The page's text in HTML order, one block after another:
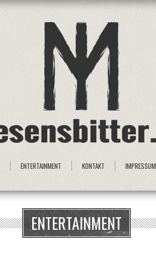
ENTERTAINMENT KONTAKT IMPRESSUM
ENTERTAINMENT